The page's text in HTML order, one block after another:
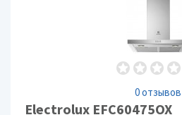
0 отзывов
Electrolux EFC60475OX